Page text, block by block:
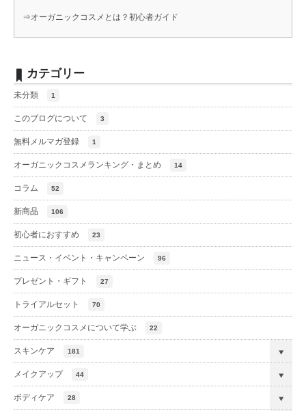
⇒オーガニックコスメとは？初心者ガイド
カテゴリー
未分類 1
このブログについて 3
無料メルマガ登録 1
オーガニックコスメランキング・まとめ 14
コラム 52
新商品 106
初心者におすすめ 23
ニュース・イベント・キャンペーン 96
プレゼント・ギフト 27
トライアルセット 70
オーガニックコスメについて学ぶ 22
スキンケア 181
メイクアップ 44
ボディケア 28